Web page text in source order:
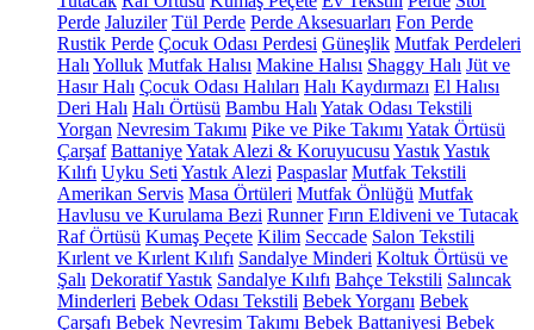
Perde Jaluziler Tül Perde Perde Aksesuarları Fon Perde
Rustik Perde Çocuk Odası Perdesi Güneşlik Mutfak Perdeleri
Halı Yolluk Mutfak Halısı Makine Halısı Shaggy Halı Jüt ve
Hasır Halı Çocuk Odası Halıları Halı Kaydırmazı El Halısı
Deri Halı Halı Örtüsü Bambu Halı Yatak Odası Tekstili
Yorgan Nevresim Takımı Pike ve Pike Takımı Yatak Örtüsü
Çarşaf BattaniyeYatak Alezi & Koruyucusu YastıkYastık
Kılıfı Uyku Seti Yastık Alezi Paspaslar Mutfak Tekstili
Amerikan Servis Masa Örtüleri Mutfak Önlüğü Mutfak
Havlusu ve Kurulama Bezi Runner Fırın Eldiveni ve Tutacak
Raf Örtüsü Kumaş Peçete Kilim Seccade Salon Tekstili
Kırlent ve Kırlent Kılıfı Sandalye Minderi Koltuk Örtüsü ve
Şalı Dekoratif Yastık Sandalye Kılıfı Bahçe Tekstili Salıncak
Minderleri Bebek Odası Tekstili Bebek Yorganı Bebek
Çarşafı Bebek Nevresim Takımı Bebek Battaniyesi Bebek